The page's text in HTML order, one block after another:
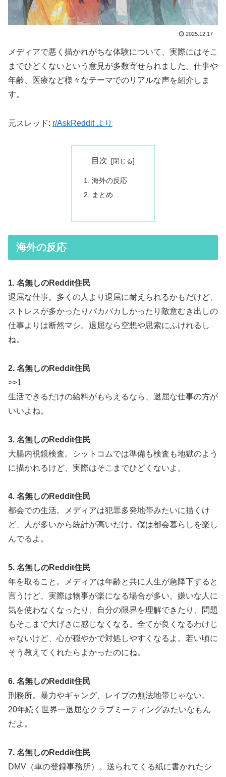
2025.12.17
メディアで悪く描かれがちな体験について、実際にはそこ
までひどくないという意見が多数寄せられました。仕事や
年齢、医療など様々なテーマでのリアルな声を紹介しま
す。
元スレッド: r/AskReddit より
目次
海外の反応
まとめ
海外の反応
1. 名無しのReddit住民
退屈な仕事。多くの人より退屈に耐えられるかもだけど、
ストレスが多かったりバカバカしかったり敵意むき出しの
仕事よりは断然マシ。退屈なら空想や思索にふけれるし
ね。
2. 名無しのReddit住民
>>1
生活できるだけの給料がもらえるなら、退屈な仕事の方が
いいよね。
3. 名無しのReddit住民
大腸内視鏡検査。シットコムでは準備も検査も地獄のよう
に描かれるけど、実際はそこまでひどくないよ。
4. 名無しのReddit住民
都会での生活。メディアは犯罪多発地帯みたいに描くけ
ど、人が多いから統計が高いだけ。僕は都会暮らしを楽し
んでるよ。
5. 名無しのReddit住民
年を取ること。メディアは年齢と共に人生が急降下すると
言うけど、実際は物事が楽になる場合が多い。嫌いな人に
気を使わなくなったり、自分の限界を理解できたり、問題
もそこまで大げさに感じなくなる。全てが良くなるわけじ
ゃないけど、心が穏やかで対処しやすくなるよ。若い頃に
そう教えてくれたらよかったのにね。
6. 名無しのReddit住民
刑務所。暴力やギャング、レイプの無法地帯じゃない。
20年続く世界一退屈なクラブミーティングみたいなもん
だよ。
7. 名無しのReddit住民
DMV（車の登録事務所）。送られてくる紙に書かれたシ